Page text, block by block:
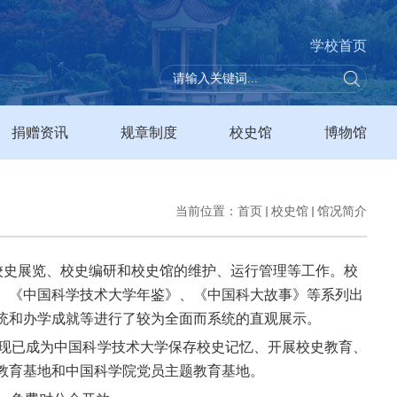
学校首页
捐赠资讯 规章制度 校史馆 博物馆
当前位置：首页 校史馆 馆况简介
展览、校史编研和校史馆的维护、运行管理等工作。校
中国科学技术大学年鉴》、《中国科大故事》等系列出
办学成就等进行了较为全面而系统的直观展示。
已成为中国科学技术大学保存校史记忆、开展校史教育、
基地和中国科学院党员主题教育基地。